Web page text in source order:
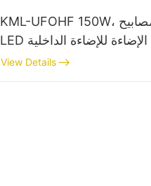
KML-UFOHF 150W، مورد مصابيح
LED عالية الإضاءة للإضاءة الداخلية
في المصانع الصناعية والصالات
الرياضية وما إلى ذلك.
View Details